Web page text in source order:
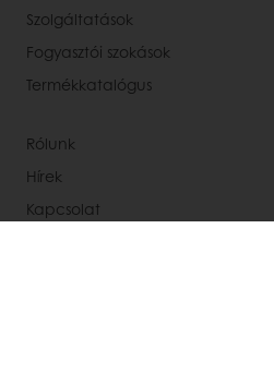
Szolgáltatások
Fogyasztói szokások
Termékkatalógus
Rólunk
Hírek
Kapcsolat